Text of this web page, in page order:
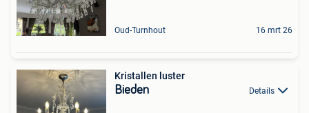
Oud-Turnhout 16 mrt 26
Kristallen luster
Bieden Details